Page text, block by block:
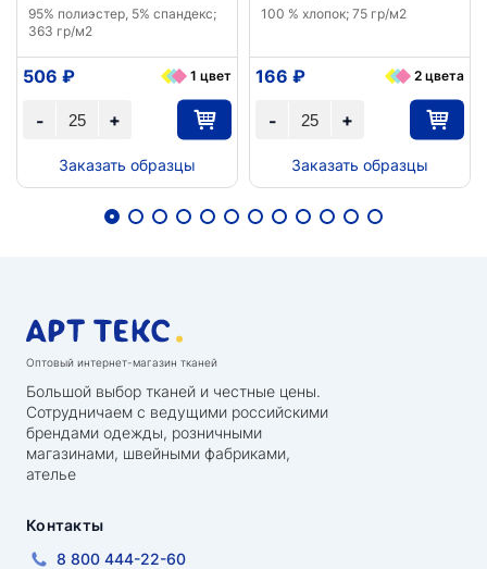
95% полиэстер, 5% спандекс;
363 гр/м2
+
-
506 ₽ 1 цвет
Заказать образцы
100 % хлопок; 75 гр/м2
+
-
166 ₽ 2 цвета
Заказать образцы
Оптовый интернет-магазин тканей
Большой выбор тканей и честные цены.
Сотрудничаем с ведущими российскими
брендами одежды, розничными
магазинами, швейными фабриками,
ателье
Контакты
8 800 444-22-60